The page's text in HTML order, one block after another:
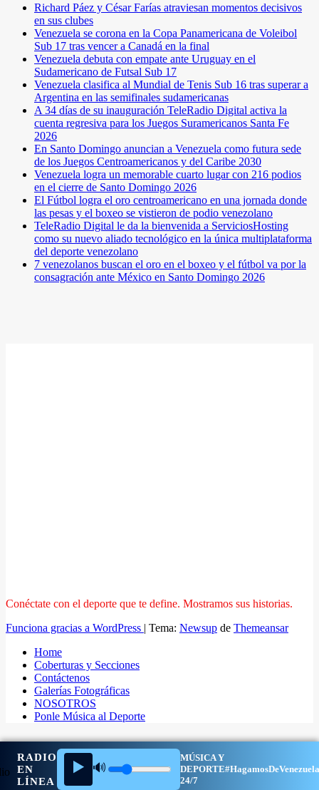
Richard Páez y César Farías atraviesan momentos decisivos
en sus clubes
Venezuela se corona en la Copa Panamericana de Voleibol
Sub 17 tras vencer a Canadá en la final
Venezuela debuta con empate ante Uruguay en el
Sudamericano de Futsal Sub 17
Venezuela clasifica al Mundial de Tenis Sub 16 tras superar a
Argentina en las semifinales sudamericanas
A 34 días de su inauguración TeleRadio Digital activa la
cuenta regresiva para los Juegos Suramericanos Santa Fe
2026
En Santo Domingo anuncian a Venezuela como futura sede
de los Juegos Centroamericanos y del Caribe 2030
Venezuela logra un memorable cuarto lugar con 216 podios
en el cierre de Santo Domingo 2026
El Fútbol logra el oro centroamericano en una jornada donde
las pesas y el boxeo se vistieron de podio venezolano
TeleRadio Digital le da la bienvenida a ServiciosHosting
como su nuevo aliado tecnológico en la única multiplataforma
del deporte venezolano
7 venezolanos buscan el oro en el boxeo y el fútbol va por la
consagración ante México en Santo Domingo 2026
RADIO
EN
LÍNEA
▶️ 🔊
MÚSICA Y
DEPORTE
24/7
Conéctate con el deporte que te define. Mostramos sus historias.
Funciona gracias a WordPress | Tema: Newsup de Themeansar
Home
Coberturas y Secciones
Contáctenos
Galerías Fotográficas
NOSOTROS
Ponle Música al Deporte